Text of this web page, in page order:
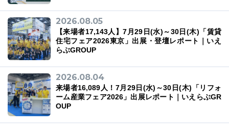
2026.08.05
【来場者17,143人】7月29日(水)～30日(木)「賃貸
住宅フェア2026東京」出展・登壇レポート｜いえ
らぶGROUP
2026.08.04
来場者16,089人！7月29日(水)～30日(木)「リフォ
ーム産業フェア2026」出展レポート｜いえらぶGR
OUP